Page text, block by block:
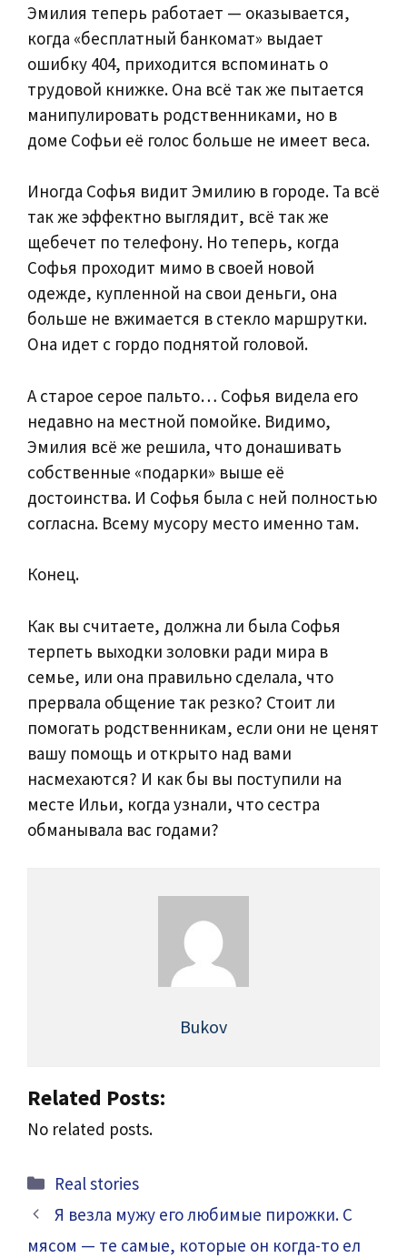
Эмилия теперь работает — оказывается,
когда «бесплатный банкомат» выдает
ошибку 404, приходится вспоминать о
трудовой книжке. Она всё так же пытается
манипулировать родственниками, но в
доме Софьи её голос больше не имеет веса.
Иногда Софья видит Эмилию в городе. Та всё
так же эффектно выглядит, всё так же
щебечет по телефону. Но теперь, когда
Софья проходит мимо в своей новой
одежде, купленной на свои деньги, она
больше не вжимается в стекло маршрутки.
Она идет с гордо поднятой головой.
А старое серое пальто… Софья видела его
недавно на местной помойке. Видимо,
Эмилия всё же решила, что донашивать
собственные «подарки» выше её
достоинства. И Софья была с ней полностью
согласна. Всему мусору место именно там.
Конец.
Как вы считаете, должна ли была Софья
терпеть выходки золовки ради мира в
семье, или она правильно сделала, что
прервала общение так резко? Стоит ли
помогать родственникам, если они не ценят
вашу помощь и открыто над вами
насмехаются? И как бы вы поступили на
месте Ильи, когда узнали, что сестра
обманывала вас годами?
Bukov
Related Posts:
No related posts.
Categories
Real stories
Я везла мужу его любимые пирожки. С
мясом — те самые, которые он когда-то ел